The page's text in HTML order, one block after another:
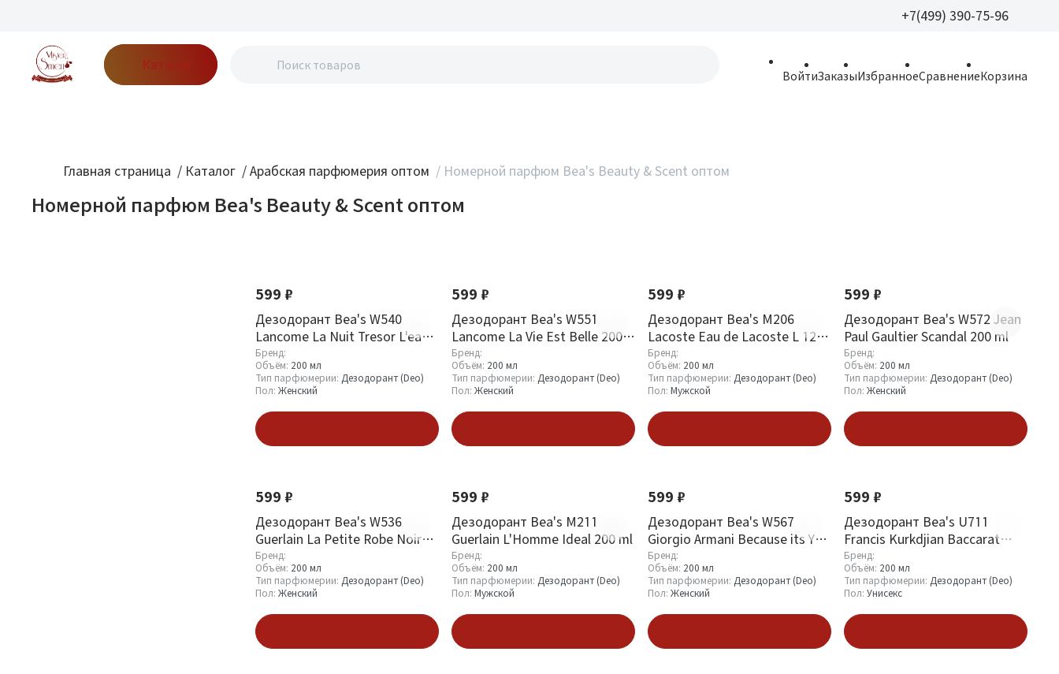
+7(499) 390-75-96
Каталог
ВойтиЗаказыИзбранноеСравнениеКорзина
Главная страница / Каталог / Арабская парфюмерия оптом / Номерной парфюм Bea's Beauty & Scent оптом
Номерной парфюм Bea's Beauty & Scent оптом
599 ₽
Дезодорант Bea's W540
Lancome La Nuit Tresor L'eau
de Parfum 200 ml
Бренд:
Объём: 200 мл
Тип парфюмерии: Дезодорант (Deo)
Пол: Женский
599 ₽
Дезодорант Bea's W551
Lancome La Vie Est Belle 200
ml
Бренд:
Объём: 200 мл
Тип парфюмерии: Дезодорант (Deo)
Пол: Женский
599 ₽
Дезодорант Bea's M206
Lacoste Eau de Lacoste L 12
12 Blanc 200 ml
Бренд:
Объём: 200 мл
Тип парфюмерии: Дезодорант (Deo)
Пол: Мужской
599 ₽
Дезодорант Bea's W572 Jean
Paul Gaultier Scandal 200 ml
Бренд:
Объём: 200 мл
Тип парфюмерии: Дезодорант (Deo)
Пол: Женский
599 ₽
Дезодорант Bea's W536
Guerlain La Petite Robe Noire
200 ml
Бренд:
Объём: 200 мл
Тип парфюмерии: Дезодорант (Deo)
Пол: Женский
599 ₽
Дезодорант Bea's M211
Guerlain L'Homme Ideal 200 ml
Бренд:
Объём: 200 мл
Тип парфюмерии: Дезодорант (Deo)
Пол: Мужской
599 ₽
Дезодорант Bea's W567
Giorgio Armani Because its You
200 ml
Бренд:
Объём: 200 мл
Тип парфюмерии: Дезодорант (Deo)
Пол: Женский
599 ₽
Дезодорант Bea's U711
Francis Kurkdjian Baccarat
Rouge 540 200 ml
Бренд:
Объём: 200 мл
Тип парфюмерии: Дезодорант (Deo)
Пол: Унисекс